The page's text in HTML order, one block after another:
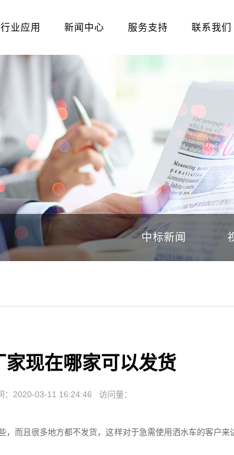
行业应用 新闻中心 服务支持 联系我们
中标新闻
现在哪家可以发货
：2020-03-11 16:24:46 访问量：
而且很多地方都不发货，这样对于急需使用洒水车的客户来